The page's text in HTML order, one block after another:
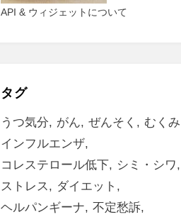
API & ウィジェットについて
タグ
うつ気分 がん ぜんそく
むくみ
インフルエンザ
コレステロール低下
シミ・シワ
ストレス
ダイエット
ヘルパンギーナ
不定愁訴